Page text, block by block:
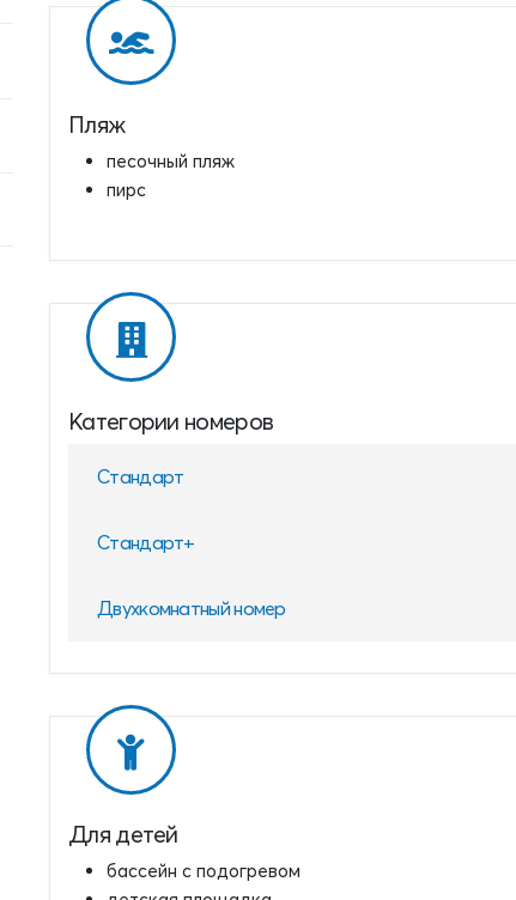
Пляж
песочный пляж
пирс
Категории номеров
Стандарт
Стандарт+
Двухкомнатный номер
Для детей
бассейн с подогревом